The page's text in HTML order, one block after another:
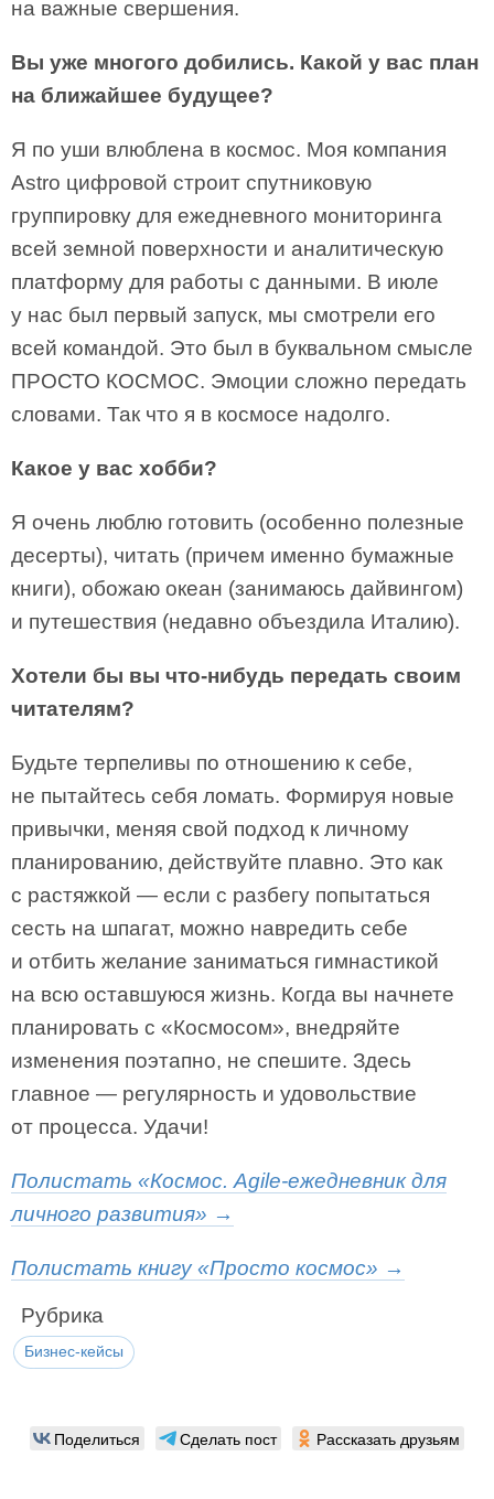
на важные свершения.
Вы уже многого добились. Какой у вас план
на ближайшее будущее?
Я по уши влюблена в космос. Моя компания
Astro цифровой строит спутниковую
группировку для ежедневного мониторинга
всей земной поверхности и аналитическую
платформу для работы с данными. В июле
у нас был первый запуск, мы смотрели его
всей командой. Это был в буквальном смысле
ПРОСТО КОСМОС. Эмоции сложно передать
словами. Так что я в космосе надолго.
Какое у вас хобби?
Я очень люблю готовить (особенно полезные
десерты), читать (причем именно бумажные
книги), обожаю океан (занимаюсь дайвингом)
и путешествия (недавно объездила Италию).
Хотели бы вы что-нибудь передать своим
читателям?
Будьте терпеливы по отношению к себе,
не пытайтесь себя ломать. Формируя новые
привычки, меняя свой подход к личному
планированию, действуйте плавно. Это как
с растяжкой — если с разбегу попытаться
сесть на шпагат, можно навредить себе
и отбить желание заниматься гимнастикой
на всю оставшуюся жизнь. Когда вы начнете
планировать с «Космосом», внедряйте
изменения поэтапно, не спешите. Здесь
главное — регулярность и удовольствие
от процесса. Удачи!
Полистать «Космос. Agile-ежедневник для
личного развития» →
Полистать книгу «Просто космос» →
Рубрика
Бизнес-кейсы
Поделиться Сделать пост Рассказать друзьям